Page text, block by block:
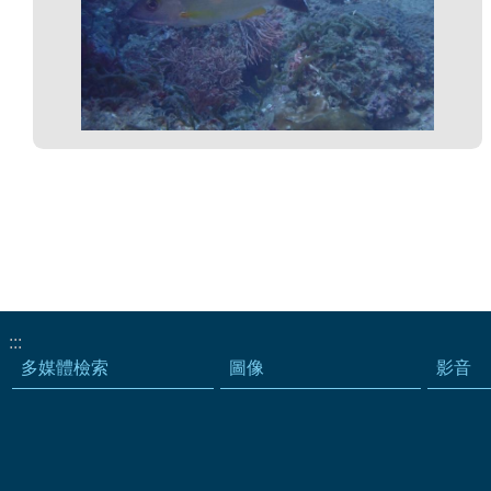
:::
多媒體檢索
圖像 影音